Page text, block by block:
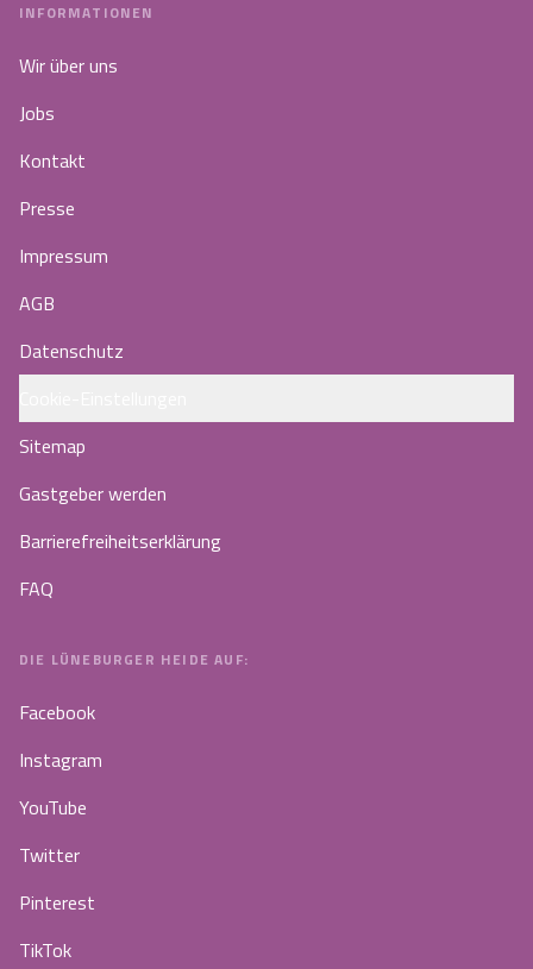
INFORMATIONEN
Wir über uns
Jobs
Kontakt
Presse
Impressum
AGB
Datenschutz
Sitemap
Gastgeber werden
Barrierefreiheitserklärung
FAQ
DIE LÜNEBURGER HEIDE AUF:
Facebook
Instagram
YouTube
Twitter
Pinterest
TikTok